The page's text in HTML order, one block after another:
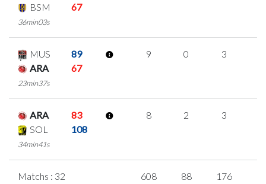
BSM
67
36min03s
MUS
89
ARA
67
23min37s
9 0 3
ARA
83
SOL
108
34min41s
8 2 3
Matchs : 32 608 88 176